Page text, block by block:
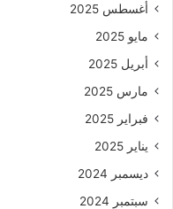
أغسطس 2025
مايو 2025
أبريل 2025
مارس 2025
فبراير 2025
يناير 2025
ديسمبر 2024
سبتمبر 2024